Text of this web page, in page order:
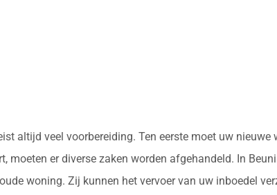
altijd veel voorbereiding. Ten eerste moet uw
er diverse zaken worden afgehandeld. In
woning. Zij kunnen het vervoer van uw inboedel